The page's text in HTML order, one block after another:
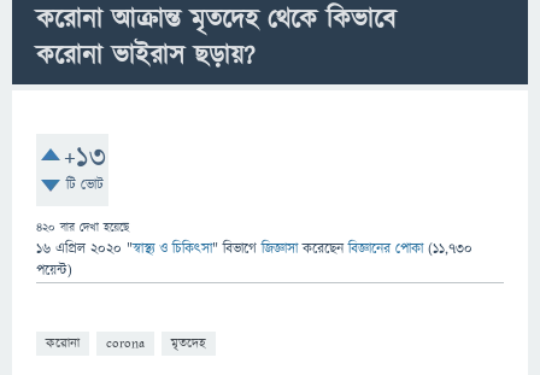
করোনা আক্রান্ত মৃতদেহ থেকে কিভাবে
করোনা ভাইরাস ছড়ায়?
+13
টি ভোট
420 বার দেখা হয়েছে
16 এপ্রিল 2020 "স্বাস্থ্য ও চিকিৎসা" বিভাগে জিজ্ঞাসাকরেছেনবিজ্ঞানের পোকা (11,730
পয়েন্ট)
করোনা corona মৃতদেহ